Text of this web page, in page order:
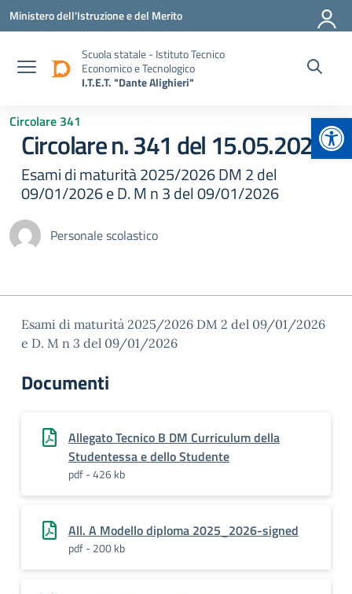
Vai ai contenuti
Vai al menu di navigazione
Vai al footer
Ministero dell'Istruzione e del Merito
Scuola statale - Istituto Tecnico
Economico e Tecnologico
I.T.E.T. "Dante Alighieri"
Circolare 341
Circolare n. 341 del 15.05.2026
Esami di maturità 2025/2026 DM 2 del
09/01/2026 e D. M n 3 del 09/01/2026
Personale scolastico
Esami di maturità 2025/2026 DM 2 del 09/01/2026
e D. M n 3 del 09/01/2026
Documenti
Allegato Tecnico B DM Curriculum della
Studentessa e dello Studente
pdf - 426 kb
All. A Modello diploma 2025_2026-signed
pdf - 200 kb